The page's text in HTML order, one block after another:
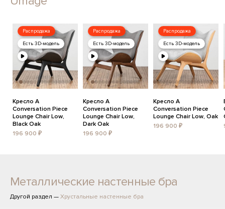
Распродажа
Есть 3D-модель
Кресло A
Conversation Piece
Lounge Chair Low,
Black Oak
196 900 ₽
Распродажа
Есть 3D-модель
Кресло A
Conversation Piece
Lounge Chair Low,
Dark Oak
196 900 ₽
Распродажа
Есть 3D-модель
Кресло A
Conversation Piece
Lounge Chair Low, Oak
196 900 ₽
Металлические настенные бра
Другой раздел — Хрустальные настенные бра